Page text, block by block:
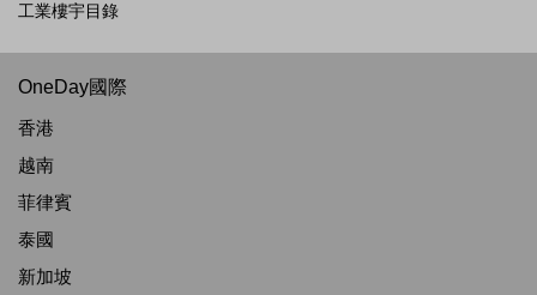
工業樓宇目錄
OneDay國際
香港
越南
菲律賓
泰國
新加坡